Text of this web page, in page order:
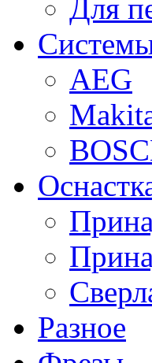
Для
AEG
Разное